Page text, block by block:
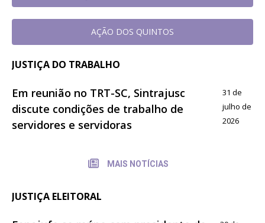
AÇÃO DOS QUINTOS
JUSTIÇA DO TRABALHO
Em reunião no TRT-SC, Sintrajusc
discute condições de trabalho de
servidores e servidoras
31 de
julho de
2026
MAIS NOTÍCIAS
JUSTIÇA ELEITORAL